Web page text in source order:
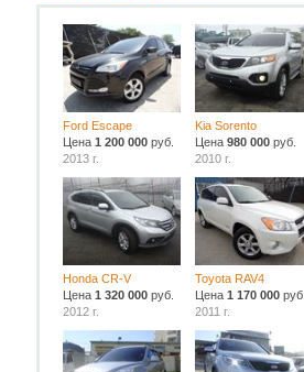
Ford Escape
Цена1 200 000 руб.
2013 г.
Kia Sorento
Цена980 000 руб.
2010 г.
Honda CR-V
Цена1 320 000 руб.
2012 г.
Toyota RAV4
Цена1 170 000 руб.
2011 г.